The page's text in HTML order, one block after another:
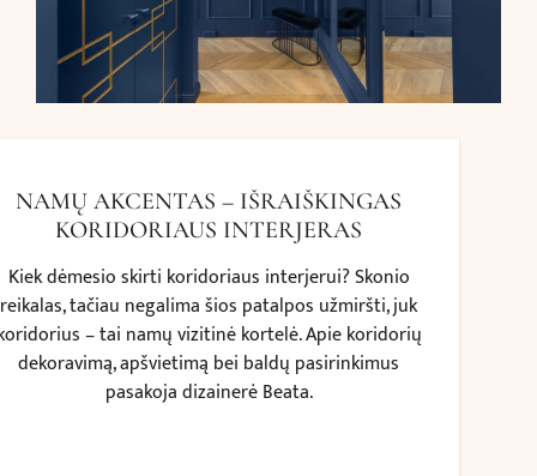
NAMŲ AKCENTAS – IŠRAIŠKINGAS
KORIDORIAUS INTERJERAS
Kiek dėmesio skirti koridoriaus interjerui? Skonio
reikalas, tačiau negalima šios patalpos užmiršti, juk
– tai namų vizitinė kortelė. Apie koridorių
dekoravimą, apšvietimą bei baldų pasirinkimus
pasakoja dizainerė Beata.